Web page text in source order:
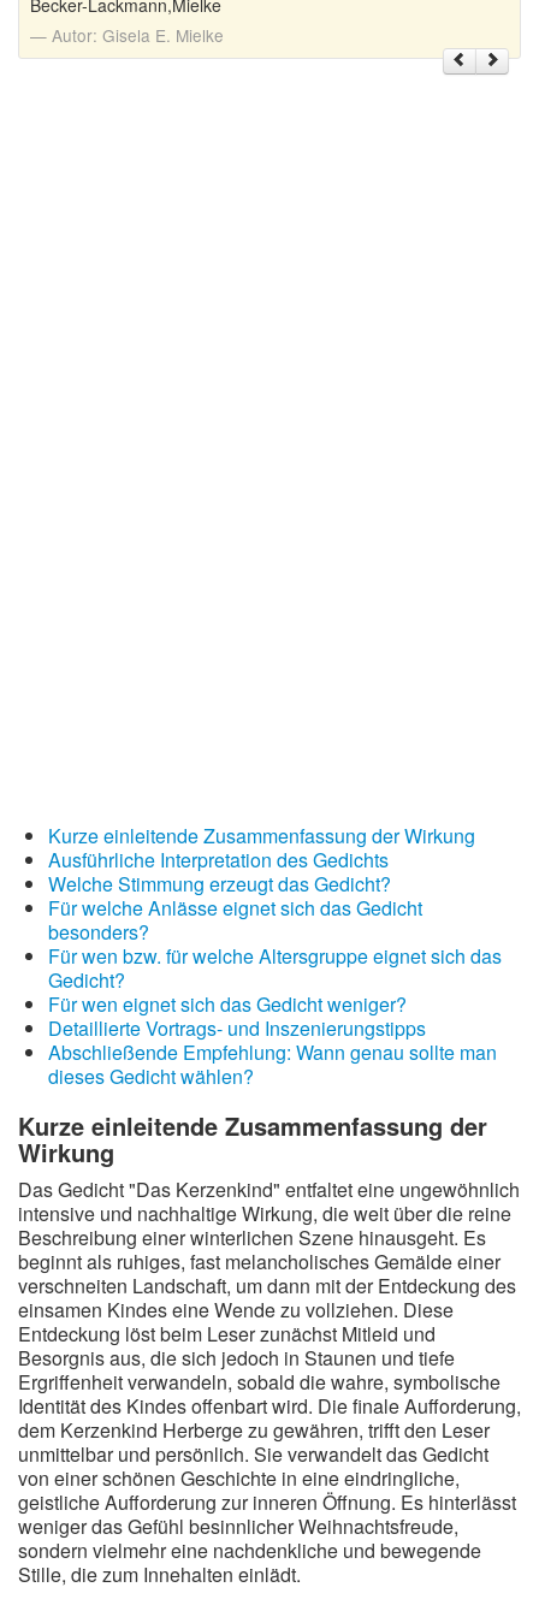
Becker-Lackmann,Mielke
Autor: Gisela E. Mielke
Kurze einleitende Zusammenfassung der Wirkung
Ausführliche Interpretation des Gedichts
Welche Stimmung erzeugt das Gedicht?
Für welche Anlässe eignet sich das Gedicht
besonders?
Für wen bzw. für welche Altersgruppe eignet sich das
Gedicht?
Für wen eignet sich das Gedicht weniger?
Detaillierte Vortrags- und Inszenierungstipps
Abschließende Empfehlung: Wann genau sollte man
dieses Gedicht wählen?
Kurze einleitende Zusammenfassung der
Wirkung
Das Gedicht "Das Kerzenkind" entfaltet eine ungewöhnlich
intensive und nachhaltige Wirkung, die weit über die reine
Beschreibung einer winterlichen Szene hinausgeht. Es
beginnt als ruhiges, fast melancholisches Gemälde einer
verschneiten Landschaft, um dann mit der Entdeckung des
einsamen Kindes eine Wende zu vollziehen. Diese
Entdeckung löst beim Leser zunächst Mitleid und
Besorgnis aus, die sich jedoch in Staunen und tiefe
Ergriffenheit verwandeln, sobald die wahre, symbolische
Identität des Kindes offenbart wird. Die finale Aufforderung,
dem Kerzenkind Herberge zu gewähren, trifft den Leser
unmittelbar und persönlich. Sie verwandelt das Gedicht
von einer schönen Geschichte in eine eindringliche,
geistliche Aufforderung zur inneren Öffnung. Es hinterlässt
weniger das Gefühl besinnlicher Weihnachtsfreude,
sondern vielmehr eine nachdenkliche und bewegende
Stille, die zum Innehalten einlädt.